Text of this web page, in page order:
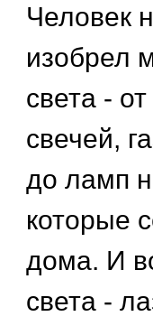
Человек
изобрел
света -
свечей,
до ламп
которые
дома. И
света -